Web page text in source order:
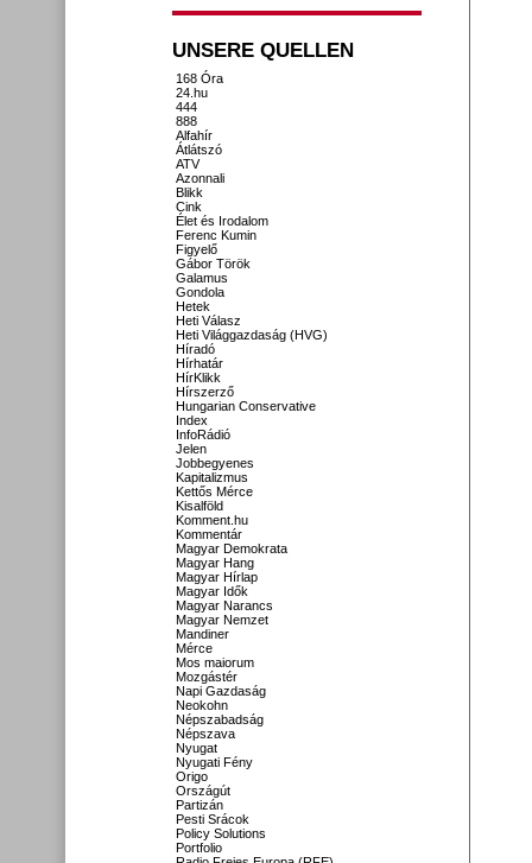
UNSERE QUELLEN
168 Óra
24.hu
444
888
Alfahír
Átlátszó
ATV
Azonnali
Blikk
Cink
Élet és Irodalom
Ferenc Kumin
Figyelő
Gábor Török
Galamus
Gondola
Hetek
Heti Válasz
Heti Világgazdaság (HVG)
Híradó
Hírhatár
HírKlikk
Hírszerző
Hungarian Conservative
Index
InfoRádió
Jelen
Jobbegyenes
Kapitalizmus
Kettős Mérce
Kisalföld
Komment.hu
Kommentár
Magyar Demokrata
Magyar Hang
Magyar Hírlap
Magyar Idők
Magyar Narancs
Magyar Nemzet
Mandiner
Mérce
Mos maiorum
Mozgástér
Napi Gazdaság
Neokohn
Népszabadság
Népszava
Nyugat
Nyugati Fény
Origo
Országút
Partizán
Pesti Srácok
Policy Solutions
Portfolio